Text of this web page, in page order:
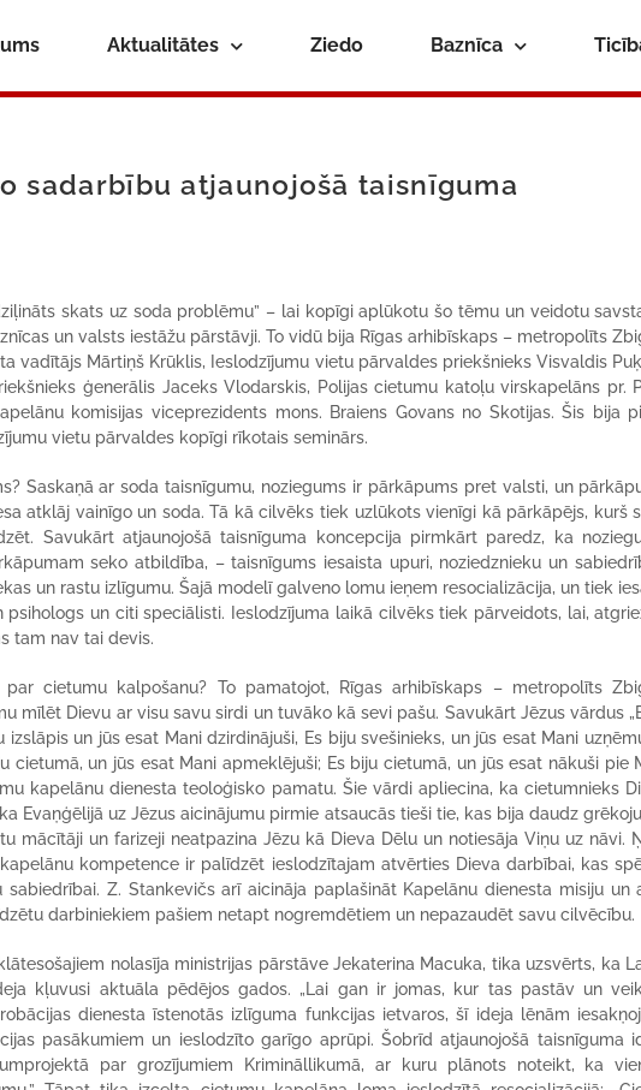
Aktualitātes Ziedo Baznīca
sadarbību atjaunojošā taisnīguma
skats uz soda problēmu” – lai kopīgi aplūkotu šo tēmu un veidotu
un valsts iestāžu pārstāvji. To vidū bija Rīgas arhibīskaps – metropolīts
vadītājs Mārtiņš Krūklis, Ieslodzījumu vietu pārvaldes priekšnieks Visvaldis
ģenerālis Jaceks Vlodarskis, Polijas cietumu katoļu virskapelāns pr.
komisijas viceprezidents mons. Braiens Govans no Skotijas. Šis bija
vietu pārvaldes kopīgi rīkotais seminārs.
Saskaņā ar soda taisnīgumu, noziegums ir pārkāpums pret valsti, un
atklāj vainīgo un soda. Tā kā cilvēks tiek uzlūkots vienīgi kā pārkāpējs, kurš
Savukārt atjaunojošā taisnīguma koncepcija pirmkārt paredz, ka
seko atbildība, – taisnīgums iesaista upuri, noziedznieku un
un rastu izlīgumu. Šajā modelī galveno lomu ieņem resocializācija, un tiek
un citi speciālisti. Ieslodzījuma laikā cilvēks tiek pārveidots, lai,
tam nav tai devis.
cietumu kalpošanu? To pamatojot, Rīgas arhibīskaps – metropolīts
mīlēt Dievu ar visu savu sirdi un tuvāko kā sevi pašu. Savukārt Jēzus vārdus
un jūs esat Mani dzirdinājuši, Es biju svešinieks, un jūs esat Mani
cietumā, un jūs esat Mani apmeklējuši; Es biju cietumā, un jūs esat nākuši pie
kapelānu dienesta teoloģisko pamatu. Šie vārdi apliecina, ka cietumnieks
Evaņģēlijā uz Jēzus aicinājumu pirmie atsaucās tieši tie, kas bija daudz
mācītāji un farizeji neatpazina Jēzu kā Dieva Dēlu un notiesāja Viņu uz nāvi.
kompetence ir palīdzēt ieslodzītajam atvērties Dieva darbībai, kas
Z. Stankevičs arī aicināja paplašināt Kapelānu dienesta misiju un
darbiniekiem pašiem netapt nogremdētiem un nepazaudēt savu cilvēcību.
nolasīja ministrijas pārstāve Jekaterina Macuka, tika uzsvērts, ka
kļuvusi aktuāla pēdējos gados. „Lai gan ir jomas, kur tas pastāv un
dienesta īstenotās izlīguma funkcijas ietvaros, šī ideja lēnām
pasākumiem un ieslodzīto garīgo aprūpi. Šobrīd atjaunojošā taisnīguma
par grozījumiem Krimināllikumā, ar kuru plānots noteikt, ka